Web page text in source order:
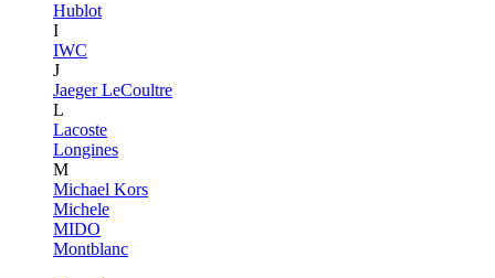
Hublot
I
IWC
J
Jaeger LeCoultre
L
Lacoste
Longines
M
Michael Kors
Michele
MIDO
Montblanc